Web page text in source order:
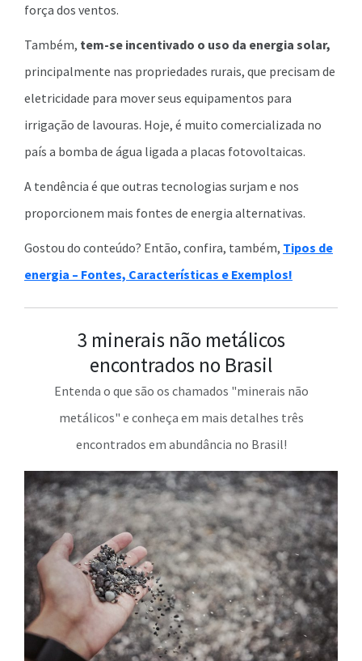
força dos ventos.
Também, tem-se incentivado o uso da energia solar,
principalmente nas propriedades rurais, que precisam de
eletricidade para mover seus equipamentos para
irrigação de lavouras. Hoje, é muito comercializada no
país a bomba de água ligada a placas fotovoltaicas.
A tendência é que outras tecnologias surjam e nos
proporcionem mais fontes de energia alternativas.
Gostou do conteúdo? Então, confira, também, Tipos de
energia – Fontes, Características e Exemplos!
3 minerais não metálicos
encontrados no Brasil
Entenda o que são os chamados "minerais não
metálicos" e conheça em mais detalhes três
encontrados em abundância no Brasil!